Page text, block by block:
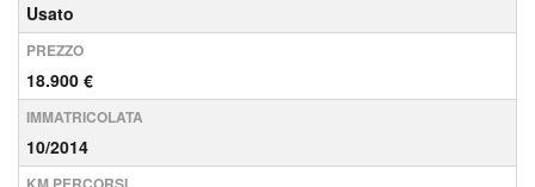
Usato
PREZZO
18.900 €
IMMATRICOLATA
10/2014